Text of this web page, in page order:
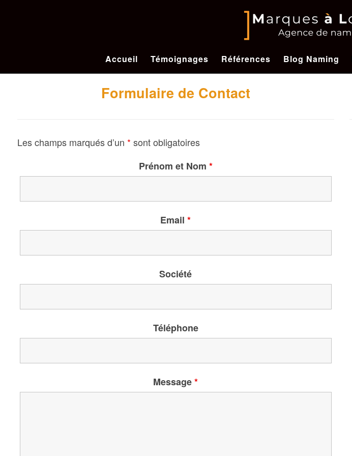
Accueil Témoignages Références Blog Naming
Formulaire de Contact
Les champs marqués d’un * sont obligatoires
Prénom et Nom *
Email*
Société
Téléphone
Message*